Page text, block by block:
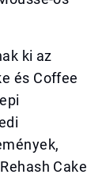
ki az
és Coffee
Cake